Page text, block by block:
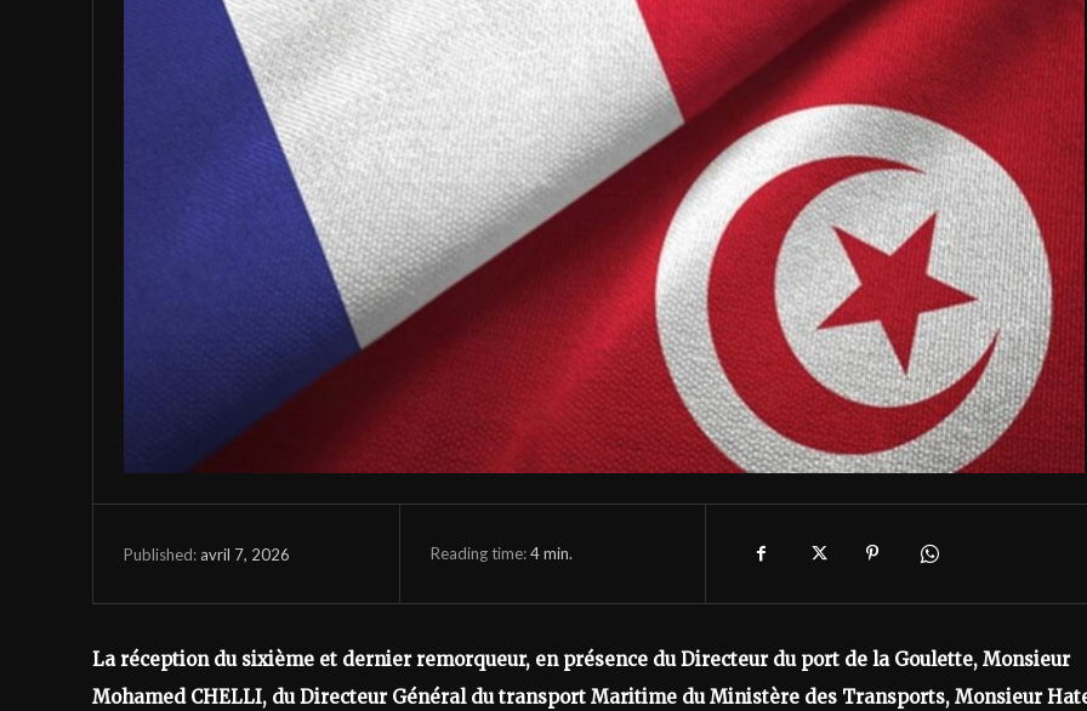
Published: avril 7, 2026 Reading time:4min.
La réception du sixième et dernier remorqueur, en présence du Directeur du port de la Goulette, Monsieur
Mohamed CHELLI, du Directeur Général du transport Maritime du Ministère des Transports, Monsieur